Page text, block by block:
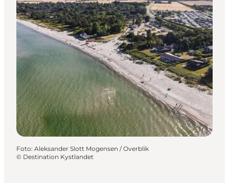
Foto: Aleksander Slott Mogensen / Overblik
© Destination Kystlandet